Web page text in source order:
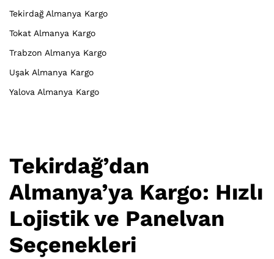
Tekirdağ Almanya Kargo
Tokat Almanya Kargo
Trabzon Almanya Kargo
Uşak Almanya Kargo
Yalova Almanya Kargo
Tekirdağ’dan
Almanya’ya Kargo: Hızlı
Lojistik ve Panelvan
Seçenekleri